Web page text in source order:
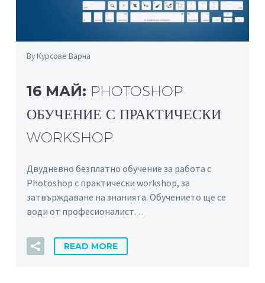
By Курсове Варна
16 МАЙ: PHOTOSHOP
ОБУЧЕНИЕ С ПРАКТИЧЕСКИ
WORKSHOP
Двудневно безплатно обучение за работа с
Photoshop с практически workshop, за
затвърждаване на знанията. Обучението ще се
води от професионалист…
READ MORE